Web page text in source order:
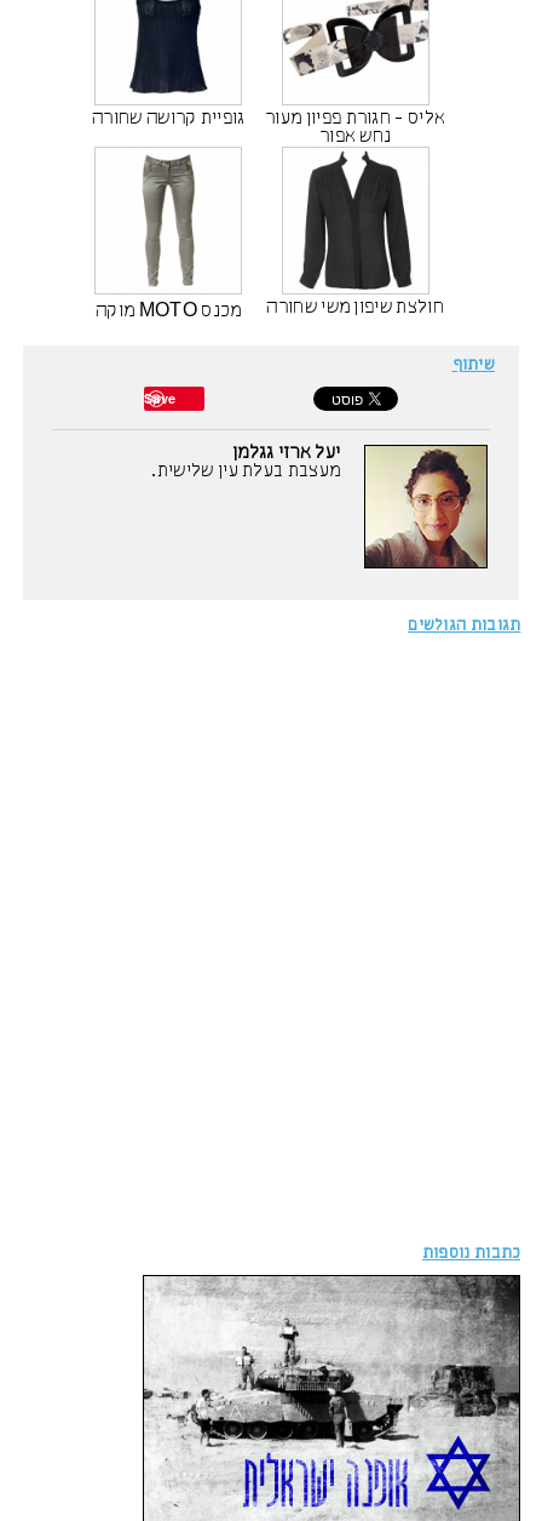
אליס - חגורת פפיון מעור
נחש אפור
גופיית קרושה שחורה
חולצת שיפון משי שחורה מכנס MOTO מוקה
שיתוף
Save
יעל ארזי גגלמן
מעצבת בעלת עין שלישית.
תגובות הגולשים
כתבות נוספות